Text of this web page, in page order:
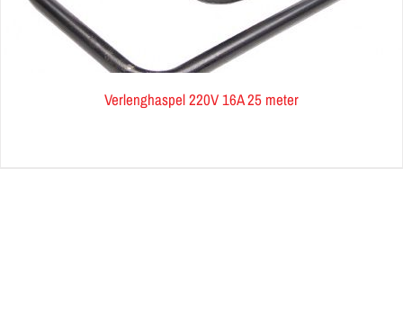
Verlenghaspel 220V 16A 25 meter